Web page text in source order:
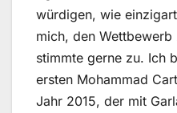
würdigen, wie
mich, den
stimmte gerne zu. Ich
ersten Mohammad
Jahr 2015, der mit